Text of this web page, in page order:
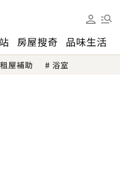
房屋搜奇 品味生活
租屋補助 浴室